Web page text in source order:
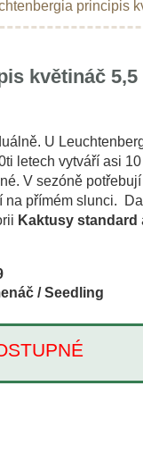
principis
květináč 5,5
U
letech vytváří asi
V sezóně
na přímém slunci.
Kaktusy standard
/ Seedling